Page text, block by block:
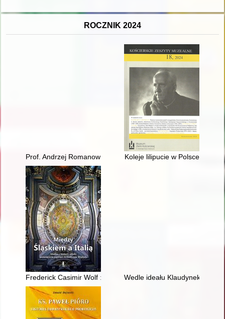
ROCZNIK 2024
Prof. Andrzej Romanow (1943-2023)Koleje lilipucie w Polsce
Frederick Casimir Wolf : founder and first chancellor of the
Wedle ideału Klaudynek..." :